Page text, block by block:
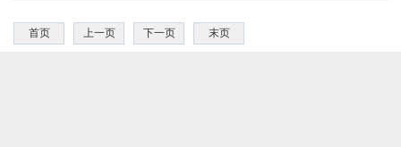
首页 上一页 下一页 末页